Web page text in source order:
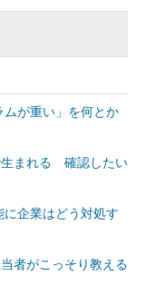
が重い」を何とか
生まれる 確認したい
に企業はどう対処す
者がこっそり教える